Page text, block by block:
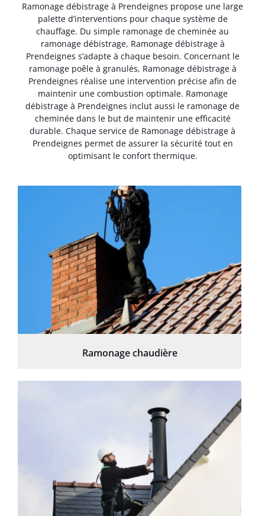
Ramonage débistrage à Prendeignes propose une large
palette d’interventions pour chaque système de
chauffage. Du simple ramonage de cheminée au
ramonage débistrage, Ramonage débistrage à
Prendeignes s’adapte à chaque besoin. Concernant le
ramonage poêle à granulés, Ramonage débistrage à
Prendeignes réalise une intervention précise afin de
maintenir une combustion optimale. Ramonage
débistrage à Prendeignes inclut aussi le ramonage de
cheminée dans le but de maintenir une efficacité
durable. Chaque service de Ramonage débistrage à
Prendeignes permet de assurer la sécurité tout en
optimisant le confort thermique.
Ramonage chaudière